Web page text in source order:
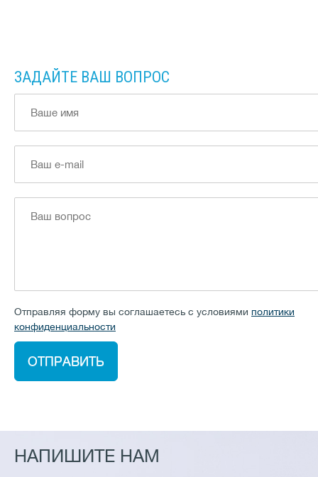
ЗАДАЙТЕ ВАШ ВОПРОС
Отправляя форму вы соглашаетесь с условиями политики
конфиденциальности
НАПИШИТЕ НАМ